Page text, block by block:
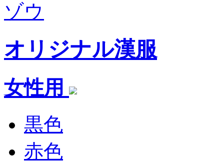
ゾウ
オリジナル漢服
女性用
黒色
赤色